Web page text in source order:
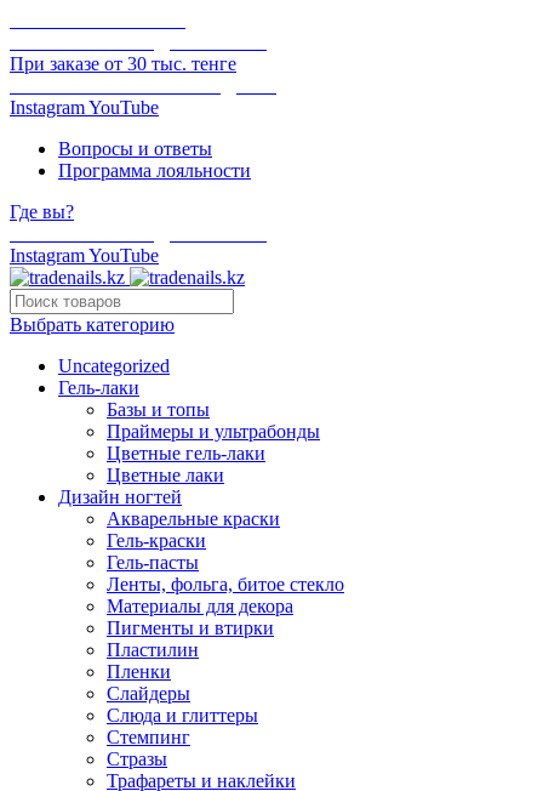
При заказе от 30 тыс. тенге
InstagramYouTube
Вопросы и ответы
Программа лояльности
Где вы?
InstagramYouTube
Выбрать категорию
Uncategorized
Гель-лаки
Базы и топы
Праймеры и ультрабонды
Цветные гель-лаки
Цветные лаки
Дизайн ногтей
Акварельные краски
Гель-краски
Гель-пасты
Ленты, фольга, битое стекло
Материалы для декора
Пигменты и втирки
Пластилин
Пленки
Слайдеры
Слюда и глиттеры
Стемпинг
Стразы
Трафареты и наклейки